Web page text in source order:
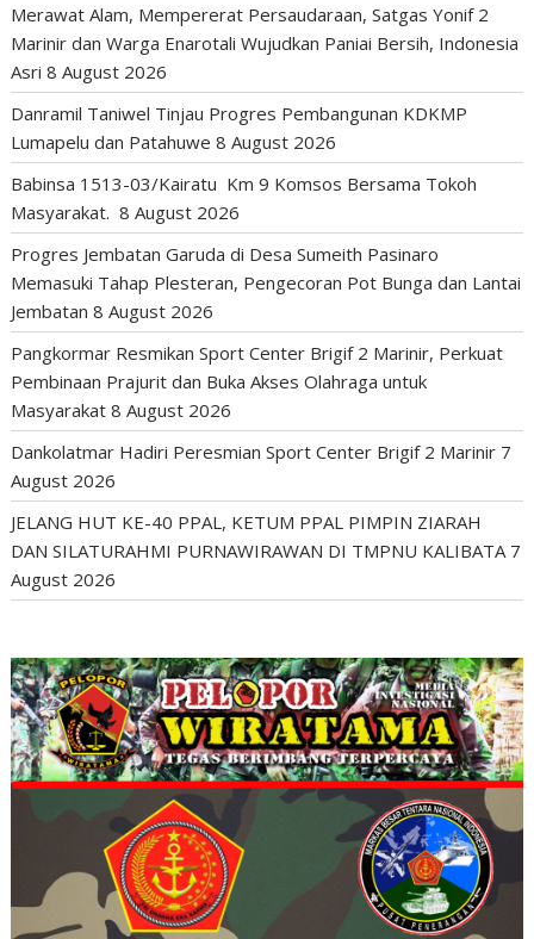
Merawat Alam, Mempererat Persaudaraan, Satgas Yonif 2
Marinir dan Warga Enarotali Wujudkan Paniai Bersih, Indonesia
Asri 8 August 2026
Danramil Taniwel Tinjau Progres Pembangunan KDKMP
Lumapelu dan Patahuwe 8 August 2026
Babinsa 1513-03/Kairatu Km 9 Komsos Bersama Tokoh
Masyarakat. 8 August 2026
Progres Jembatan Garuda di Desa Sumeith Pasinaro
Memasuki Tahap Plesteran, Pengecoran Pot Bunga dan Lantai
Jembatan 8 August 2026
Pangkormar Resmikan Sport Center Brigif 2 Marinir, Perkuat
Pembinaan Prajurit dan Buka Akses Olahraga untuk
Masyarakat 8 August 2026
Dankolatmar Hadiri Peresmian Sport Center Brigif 2 Marinir 7
August 2026
JELANG HUT KE-40 PPAL, KETUM PPAL PIMPIN ZIARAH
DAN SILATURAHMI PURNAWIRAWAN DI TMPNU KALIBATA 7
August 2026